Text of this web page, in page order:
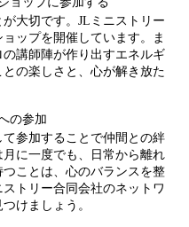
大切です。JLミニストリー
ップを開催しています。ま
講師陣が作り出すエネルギ
の楽しさと、心が解き放た
の参加
参加することで仲間との絆
に一度でも、日常から離れ
ことは、心のバランスを整
トリー合同会社のネットワ
けましょう。